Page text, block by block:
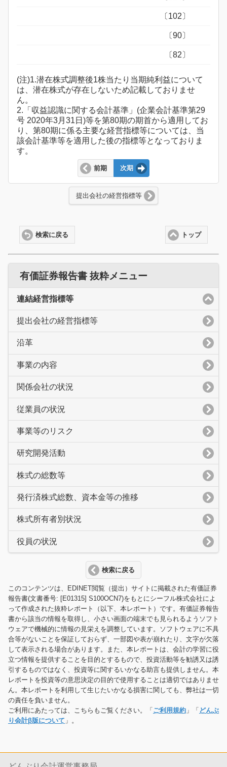
〔102〕
〔90〕
〔82〕
(注)1.潜在株式調整後1株当たり当期純利益について
は、潜在株式が存在しないため記載しておりませ
ん。
2.「収益認識に関する会計基準」(企業会計基準第29
号 2020年3月31日)等を第80期の期首から適用してお
り、第80期に係る主要な経営指標等については、当
該会計基準等を適用した後の指標等となっておりま
す。
前期 次期
提出会社の経営指標等
トップ
検索に戻る
有価証券報告書 抜粋メニュー
連結経営指標等
提出会社の経営指標等
沿革
事業の内容
関係会社の状況
従業員の状況
事業等のリスク
研究開発活動
株式の総数等
発行済株式総数、資本金等の推移
株式所有者別状況
役員の状況
検索に戻る
このコンテンツは、EDINET閲覧（提出）サイトに掲載された有価証券
報告書(文書番号: [E01315] S100OCN7)をもとにシーフル株式会社によ
って作成された抜粋レポート（以下、本レポート）です。有価証券報告
書から該当の情報を取得し、小さい画面の端末でも見られるようソフト
ウェアで機械的に情報の見栄えを調整しています。ソフトウェアに不具
合等がないことを保証しておらず、一部図や表が崩れたり、文字が欠落
して表示される場合があります。また、本レポートは、会計の学習に役
立つ情報を提供することを目的とするもので、投資活動等を勧誘又は誘
引するものではなく、投資等に関するいかなる助言も提供しません。本
レポートを投資等の意思決定の目的で使用することは適切ではありませ
ん。本レポートを利用して生じたいかなる損害に関しても、弊社は一切
の責任を負いません。
ご利用にあたっては、こちらもご覧ください。「 ご利用規約 」「 どんぶ
り会計β版について 」。